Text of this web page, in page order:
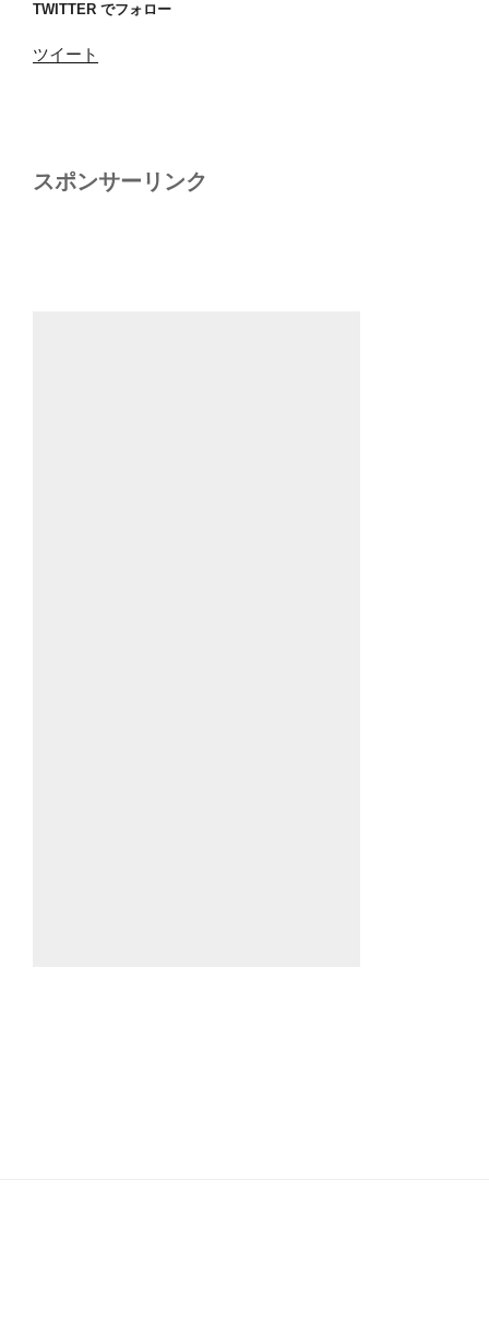
TWITTER でフォロー
ツイート
スポンサーリンク